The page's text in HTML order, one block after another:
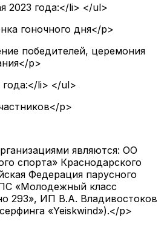
2023 года:</li> </ul>
гоночного дня</p>
победителей, церемония
p>
li> </ul>
p>
являются: ОО
спорта» Краснодарского
Федерация парусного
«Молодежный класс
293», ИП В.А. Владивостоков
«Yeiskwind»).</p>